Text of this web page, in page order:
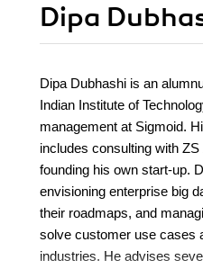
Dipa
Dipa Dubhashi is an
Indian Institute of
management at Sigmoid.
includes consulting with
founding his own start-up.
envisioning enterprise big
their roadmaps, and
solve customer use cases
industries. He advises